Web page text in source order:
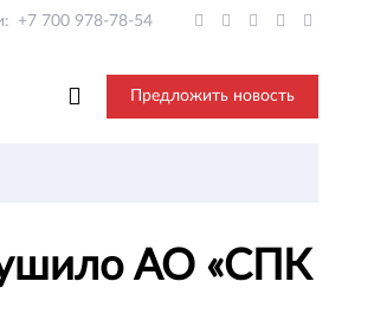
+7 700 978-78-54
Предложить новость
АО «СПК